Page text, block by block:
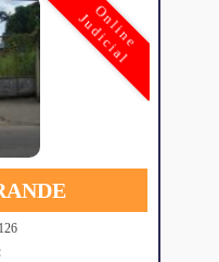
Online
Judicial